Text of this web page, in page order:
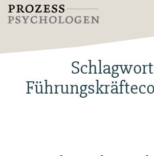
Zum
Inhalt
Prozesspsychologen